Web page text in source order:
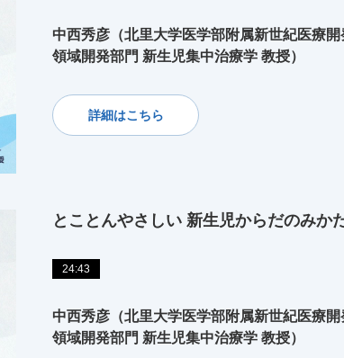
中西秀彦（北里大学医学部附属新世紀医療
領域開発部門 新生児集中治療学 教授）
詳細はこちら
とことんやさしい 新生児からだのみか
24:43
中西秀彦（北里大学医学部附属新世紀医療
領域開発部門 新生児集中治療学 教授）